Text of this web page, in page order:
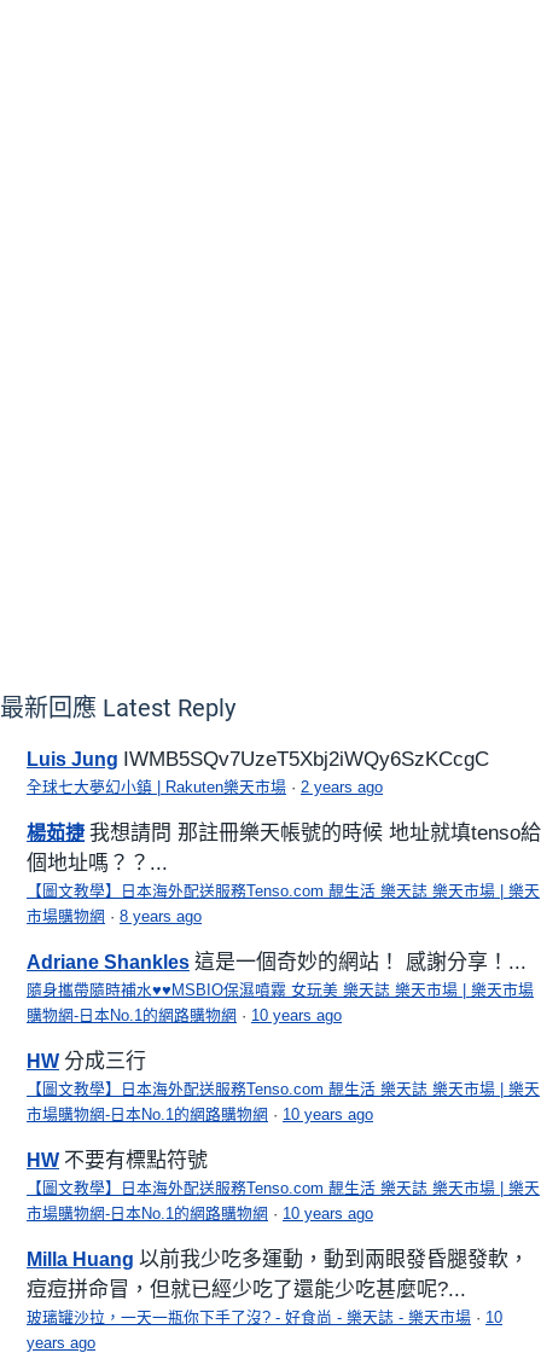
最新回應 Latest Reply
Luis Jung IWMB5SQv7UzeT5Xbj2iWQy6SzKCcgC
全球七大夢幻小鎮 | Rakuten樂天市場 · 2 years ago
楊茹捷 我想請問 那註冊樂天帳號的時候 地址就填tenso給
個地址嗎？？...
【圖文教學】日本海外配送服務Tenso.com 靚生活 樂天誌 樂天市場 | 樂天
市場購物網 · 8 years ago
Adriane Shankles 這是一個奇妙的網站！ 感謝分享！...
隨身攜帶隨時補水♥♥MSBIO保濕噴霧 女玩美 樂天誌 樂天市場 | 樂天市場
購物網-日本No.1的網路購物網 · 10 years ago
HW 分成三行
【圖文教學】日本海外配送服務Tenso.com 靚生活 樂天誌 樂天市場 | 樂天
市場購物網-日本No.1的網路購物網 · 10 years ago
HW 不要有標點符號
【圖文教學】日本海外配送服務Tenso.com 靚生活 樂天誌 樂天市場 | 樂天
市場購物網-日本No.1的網路購物網 · 10 years ago
Milla Huang 以前我少吃多運動，動到兩眼發昏腿發軟，
痘痘拼命冒，但就已經少吃了還能少吃甚麼呢?...
玻璃罐沙拉，一天一瓶你下手了沒? - 好食尚 - 樂天誌 - 樂天市場 · 10
years ago